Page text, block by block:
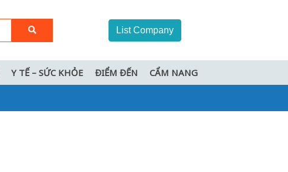
List Company
Y TẾ – SỨC KHỎE ĐIỂM ĐẾN CẨM NANG